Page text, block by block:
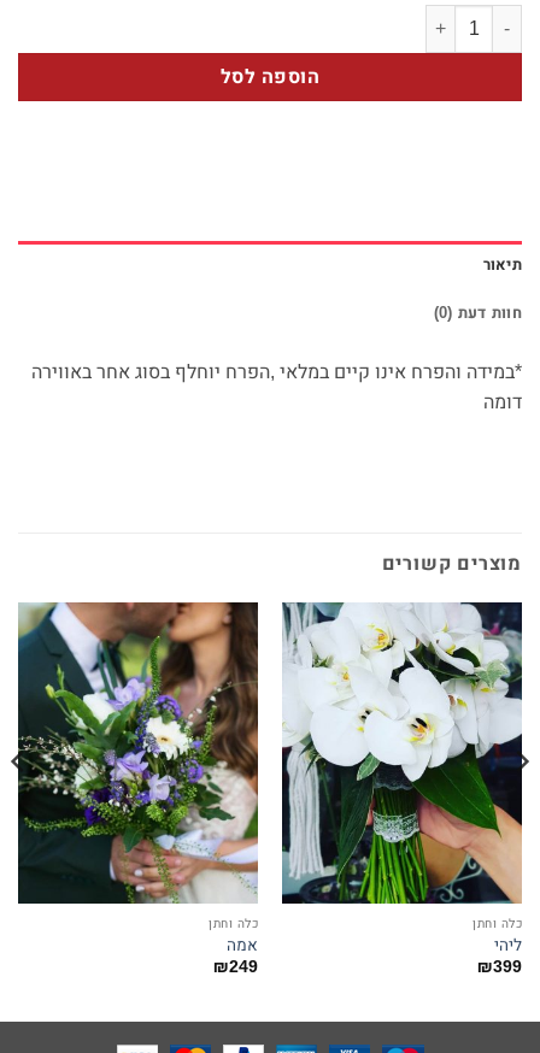
כמות של יסמין
הוספה לסל
תיאור
חוות דעת (0)
*במידה והפרח אינו קיים במלאי ,הפרח יוחלף בסוג אחר באווירה
דומה
מוצרים קשורים
כלה וחתן
ליהי
₪399
כלה וחתן
אמה
₪249